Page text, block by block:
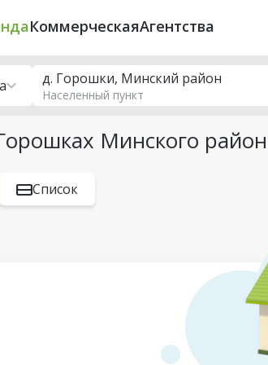
КоммерческаяАгентства
Минского
д. Горошки, Минский район
Населенный пункт
Список